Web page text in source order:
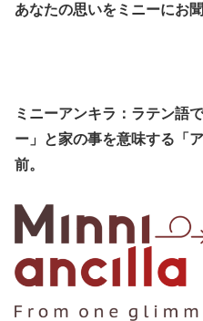
あなたの思いをミニーにお
ミニーアンキラ：ラテン語
ー」と家の事を意味する「
前。